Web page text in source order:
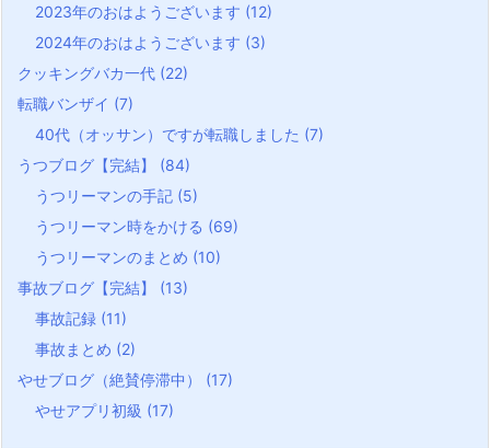
2023年のおはようございます (12)
2024年のおはようございます (3)
クッキングバカ一代 (22)
転職バンザイ (7)
40代（オッサン）ですが転職しました (7)
うつブログ【完結】 (84)
うつリーマンの手記 (5)
うつリーマン時をかける (69)
うつリーマンのまとめ (10)
事故ブログ【完結】 (13)
事故記録 (11)
事故まとめ (2)
やせブログ（絶賛停滞中） (17)
やせアプリ初級 (17)